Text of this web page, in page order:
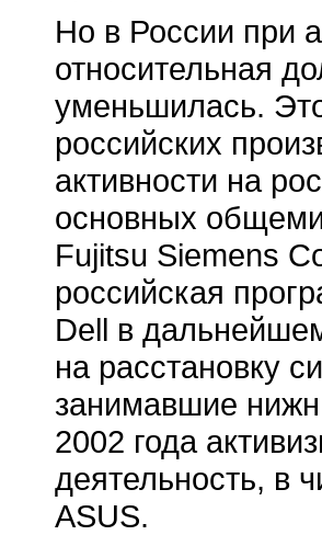
Но в России при
относительная
уменьшилась.
российских
активности на
основных
Fujitsu Siemens
российская
Dell в
на расстановку
занимавшие
2002 года
деятельность, в
ASUS.